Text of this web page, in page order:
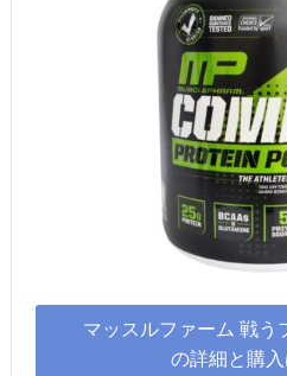
マッスルファーム 戦う
の詳細と購